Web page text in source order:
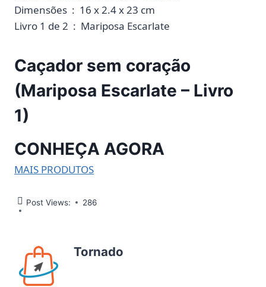
Dimensões ‏ : ‎ 16 x 2.4 x 23 cm
Livro 1 de 2 ‏ : ‎ Mariposa Escarlate
Caçador sem coração
(Mariposa Escarlate – Livro
1)
CONHEÇA AGORA
MAIS PRODUTOS
Post Views: 286
Tornado